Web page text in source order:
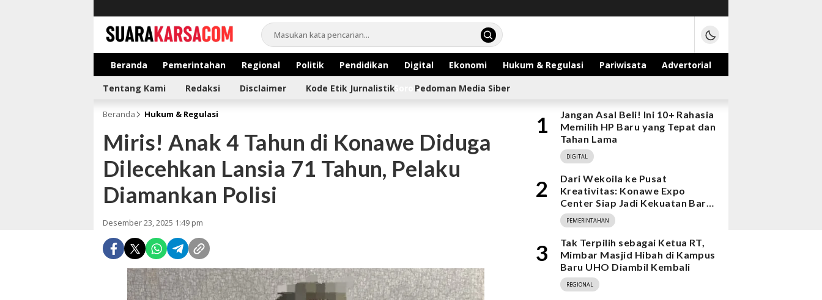
suarakarsa.com
Informasi terpercaya
Beranda Pemerintahan Regional Politik Pendidikan Digital Ekonomi Hukum & Regulasi Pariwisata
Advertorial
Sorotan
Tentang Kami Redaksi Disclaimer Kode Etik Jurnalistik Pedoman Media Siber
Beranda Hukum & Regulasi
Miris! Anak 4 Tahun di Konawe Diduga
Dilecehkan Lansia 71 Tahun, Pelaku
Diamankan Polisi
Desember 23, 2025 1:49 pm
1
Jangan Asal Beli! Ini 10+ Rahasia
Memilih HP Baru yang Tepat dan
Tahan Lama
DIGITAL
2
Dari Wekoila ke Pusat
Kreativitas: Konawe Expo
Center Siap Jadi Kekuatan Baru
Ekonomi
PEMERINTAHAN
3
Tak Terpilih sebagai Ketua RT,
Mimbar Masjid Hibah di Kampus
Baru UHO Diambil Kembali
REGIONAL